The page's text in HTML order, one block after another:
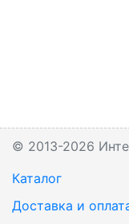
© 2013-2026
Каталог
Доставка и